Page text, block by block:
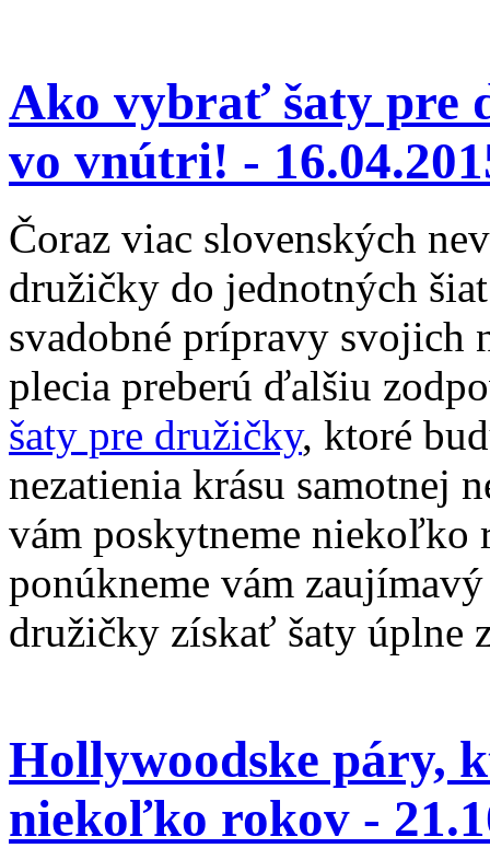
Ako vybrať šaty pre
vo vnútri! -
Čoraz viac slovenských
družičky do jednotných
svadobné prípravy svojich
plecia preberú ďalšiu
šaty pre družičky, ktoré
nezatienia krásu samotnej
vám poskytneme niekoľko
ponúkneme vám
družičky získať šaty úplne
Hollywoodske páry,
niekoľko rokov -